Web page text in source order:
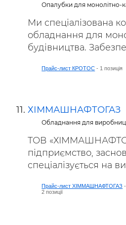
Опалубки для монолітно-
Ми спеціалізована
обладнання для
будівництва.
Прайс-лист КРОТОС - 1 позиція
ХІММАШНАФТОГАЗ
Обладнання для
ТОВ
підприємство,
спеціалізується на
Прайс-лист ХІММАШНАФТОГАЗ -
2 позиції